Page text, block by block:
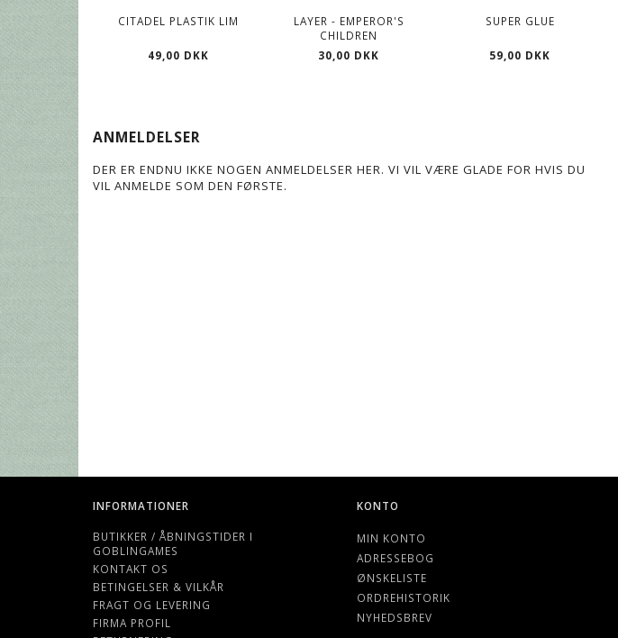
CITADEL PLASTIK LIM
49,00 DKK
LAYER - EMPEROR'S
CHILDREN
30,00 DKK
SUPER GLUE
59,00 DKK
ANMELDELSER
DER ER ENDNU IKKE NOGEN ANMELDELSER HER. VI VIL VÆRE GLADE FOR HVIS DU
VIL ANMELDE SOM DEN FØRSTE.
INFORMATIONER
BUTIKKER / ÅBNINGSTIDER I
GOBLINGAMES
KONTAKT OS
BETINGELSER & VILKÅR
FRAGT OG LEVERING
FIRMA PROFIL
KONTO
MIN KONTO
ADRESSEBOG
ØNSKELISTE
ORDREHISTORIK
NYHEDSBREV